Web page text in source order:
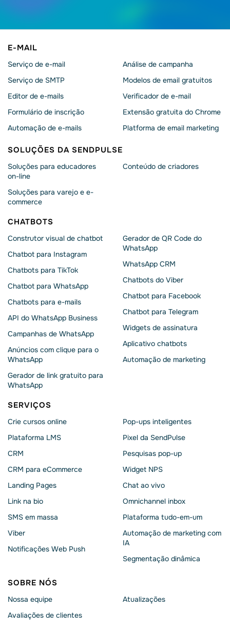
E-MAIL
Serviço de e-mail
Serviço de SMTP
Editor de e-mails
Formulário de inscrição
Automação de e-mails
Análise de campanha
Modelos de email gratuitos
Verificador de e-mail
Extensão gratuita do Chrome
Platforma de email marketing
SOLUÇÕES DA SENDPULSE
Soluções para educadores
on-line
Soluções para varejo e e-
commerce
Conteúdo de criadores
CHATBOTS
Construtor visual de chatbot
Chatbot para Instagram
Chatbots para TikTok
Chatbot para WhatsApp
Chatbots para e-mails
API do WhatsApp Business
Campanhas de WhatsApp
Anúncios com clique para o
WhatsApp
Gerador de link gratuito para
WhatsApp
Gerador de QR Code do
WhatsApp
WhatsApp CRM
Chatbots do Viber
Chatbot para Facebook
Chatbot para Telegram
Widgets de assinatura
Aplicativo chatbots
Automação de marketing
SERVIÇOS
Crie cursos online
Plataforma LMS
CRM
CRM para eCommerce
Landing Pages
Link na bio
SMS em massa
Viber
Notificações Web Push
Pop-ups inteligentes
Pixel da SendPulse
Pesquisas pop-up
Widget NPS
Chat ao vivo
Omnichannel inbox
Plataforma tudo-em-um
Automação de marketing com
IA
Segmentação dinâmica
SOBRE NÓS
Nossa equipe
Avaliações de clientes
Atualizações